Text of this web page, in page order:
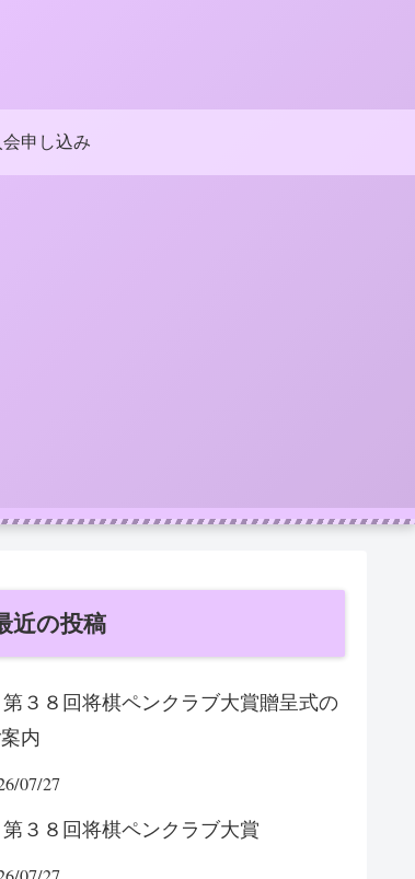
申し込み
近の投稿
第３８回将棋ペンクラブ大賞贈呈式の
内
07/27
第３８回将棋ペンクラブ大賞